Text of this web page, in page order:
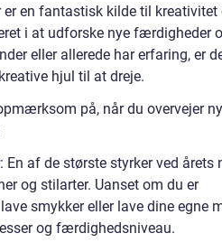
en fantastisk kilde til kreativitet
i at udforske nye færdigheder
eller allerede har erfaring, er
hjul til at dreje.
på, når du overvejer
af de største styrker ved årets
og stilarter. Uanset om du er
smykker eller lave dine egne
og færdighedsniveau.